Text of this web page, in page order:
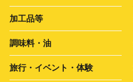
加工品等
調味料・油
旅行・イベント・体験